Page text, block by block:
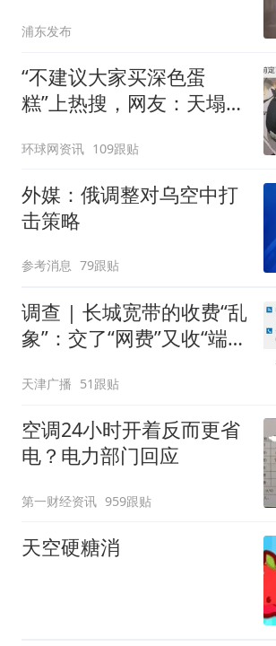
浦东发布
“不建议大家买深色蛋
糕”上热搜，网友：天塌
环球网资讯 109跟贴
外媒：俄调整对乌空中打
击策略
参考消息 79跟贴
调查 | 长城宽带的收费“乱
象”：交了“网费”又收“端口
可延长到2037年
天津广播 51跟贴
空调24小时开着反而更省
电？电力部门回应
第一财经资讯 959跟贴
天空硬糖消